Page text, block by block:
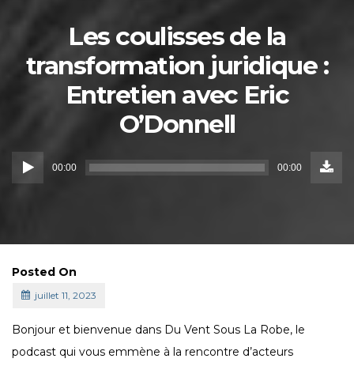
Les coulisses de la
transformation juridique :
Entretien avec Eric
O’Donnell
00:00 00:00
()
Posted On
juillet 11, 2023
Bonjour et bienvenue dans Du Vent Sous La Robe, le
podcast qui vous emmène à la rencontre d’acteurs